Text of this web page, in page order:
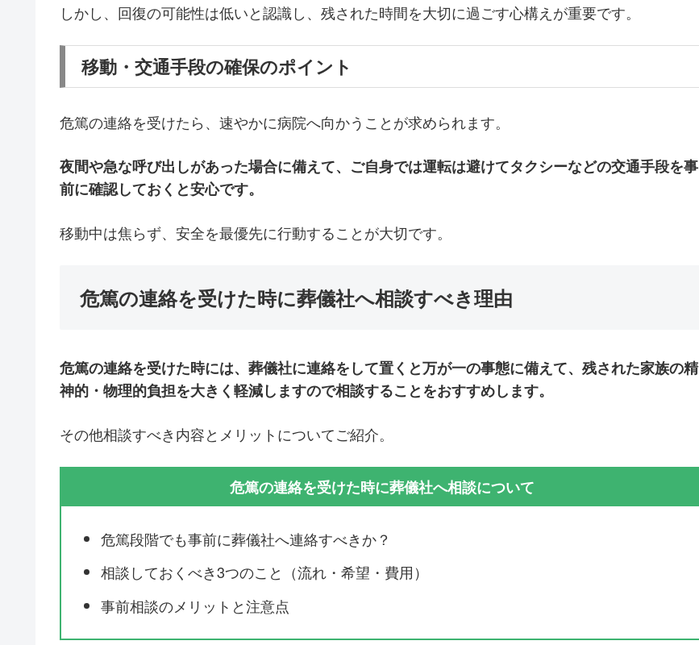
しかし、回復の可能性は低いと認識し、残された時間を大切に過ごす心構えが重要です。
移動・交通手段の確保のポイント
危篤の連絡を受けたら、速やかに病院へ向かうことが求められます。
夜間や急な呼び出しがあった場合に備えて、ご自身では運転は避けてタクシーなどの交通手段を事
前に確認しておくと安心です。
移動中は焦らず、安全を最優先に行動することが大切です。
危篤の連絡を受けた時に葬儀社へ相談すべき理由
危篤の連絡を受けた時には、葬儀社に連絡をして置くと万が一の事態に備えて、残された家族の精
神的・物理的負担を大きく軽減しますので相談することをおすすめします。
その他相談すべき内容とメリットについてご紹介。
危篤の連絡を受けた時に葬儀社へ相談について
危篤段階でも事前に葬儀社へ連絡すべきか？
相談しておくべき3つのこと（流れ・希望・費用）
事前相談のメリットと注意点